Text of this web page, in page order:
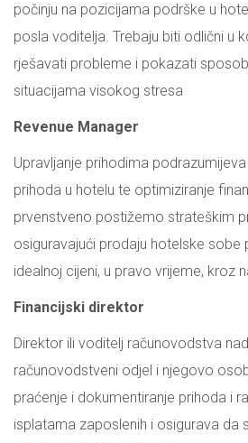
počinju na pozicijama podrške u
posla voditelja. Trebaju biti odlični u
rješavati probleme i pokazati
situacijama visokog stresa
Revenue Manager
Upravljanje prihodima
prihoda u hotelu te optimiziranje
prvenstveno postižemo strateškim
osiguravajući prodaju hotelske sobe
idealnoj cijeni, u pravo vrijeme, kroz
Financijski direktor
Direktor ili voditelj računovodstva
računovodstveni odjel i njegovo
praćenje i dokumentiranje prihoda i
isplatama zaposlenih i osigurava da